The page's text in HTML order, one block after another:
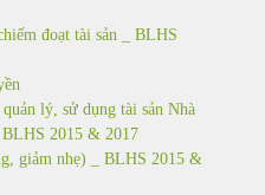
đoạt tài sản _ BLHS
lý, sử dụng tài sản Nhà
2015 & 2017
giảm nhẹ) _ BLHS 2015 &